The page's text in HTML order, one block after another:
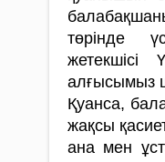
төрінде
жетекшісі
алғысымыз
Қуанса,
жақсы
ана мен